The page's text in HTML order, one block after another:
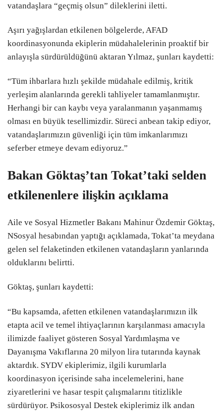
vatandaşlara “geçmiş olsun” dileklerini iletti.
Aşırı yağışlardan etkilenen bölgelerde, AFAD
koordinasyonunda ekiplerin müdahalelerinin proaktif bir
anlayışla sürdürüldüğünü aktaran Yılmaz, şunları kaydetti:
“Tüm ihbarlara hızlı şekilde müdahale edilmiş, kritik
yerleşim alanlarında gerekli tahliyeler tamamlanmıştır.
Herhangi bir can kaybı veya yaralanmanın yaşanmamış
olması en büyük tesellimizdir. Süreci anbean takip ediyor,
vatandaşlarımızın güvenliği için tüm imkanlarımızı
seferber etmeye devam ediyoruz.”
Bakan Göktaş’tan Tokat’taki selden
etkilenenlere ilişkin açıklama
Aile ve Sosyal Hizmetler Bakanı Mahinur Özdemir Göktaş,
NSosyal hesabından yaptığı açıklamada, Tokat’ta meydana
gelen sel felaketinden etkilenen vatandaşların yanlarında
olduklarını belirtti.
Göktaş, şunları kaydetti:
“Bu kapsamda, afetten etkilenen vatandaşlarımızın ilk
etapta acil ve temel ihtiyaçlarının karşılanması amacıyla
ilimizde faaliyet gösteren Sosyal Yardımlaşma ve
Dayanışma Vakıflarına 20 milyon lira tutarında kaynak
aktardık. SYDV ekiplerimiz, ilgili kurumlarla
koordinasyon içerisinde saha incelemelerini, hane
ziyaretlerini ve hasar tespit çalışmalarını titizlikle
sürdürüyor. Psikososyal Destek ekiplerimiz ilk andan